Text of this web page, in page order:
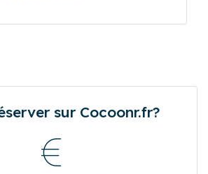
sur Cocoonr.fr?